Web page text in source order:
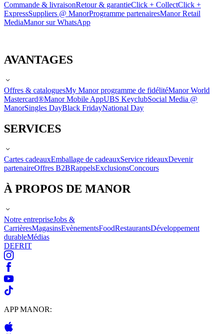
Commande & livraisonRetour & garantieClick + CollectClick +
ExpressSuppliers @ ManorProgramme partenairesManor Retail
MediaManor sur WhatsApp
AVANTAGES
Offres & cataloguesMy Manor programme de fidélitéManor World
Mastercard®Manor Mobile AppUBS KeyclubSocial Media @
ManorSingles DayBlack FridayNational Day
SERVICES
Cartes cadeauxEmballage de cadeauxService rideauxDevenir
partenaireOffres B2BRappelsExclusionsConcours
À PROPOS DE MANOR
Notre entrepriseJobs &
CarrièresMagasinsEvènementsFoodRestaurantsDéveloppement
durableMédias
DEFRIT
APP MANOR: